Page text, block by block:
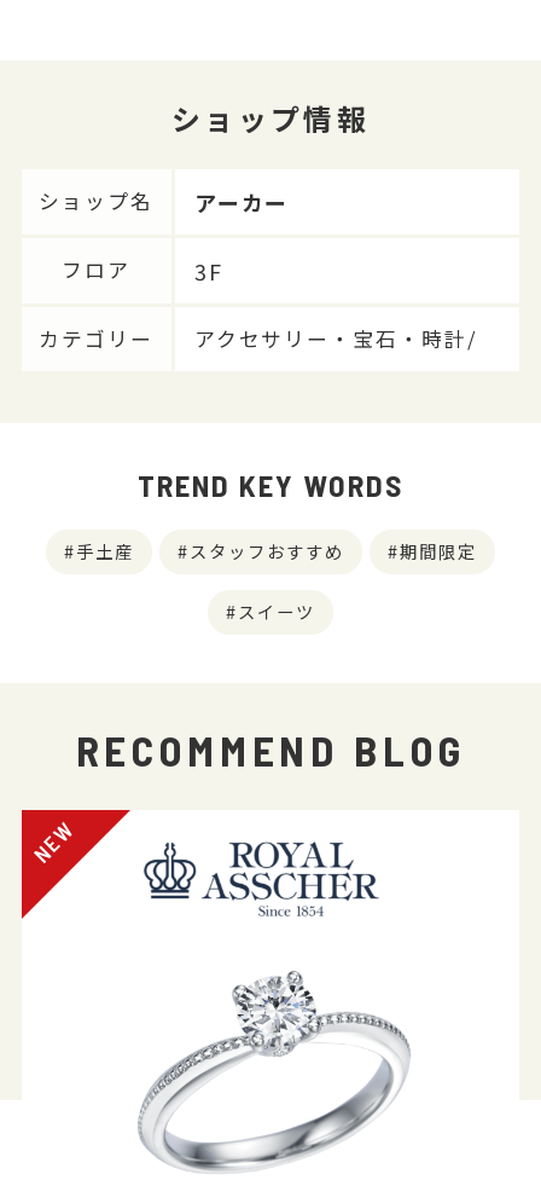
ショップ情報
ショップ名 アーカー
フロア 3F
カテゴリー アクセサリー・宝石・時計/
TREND KEY WORDS
手土産 スタッフおすすめ 期間限定
スイーツ
RECOMMEND BLOG